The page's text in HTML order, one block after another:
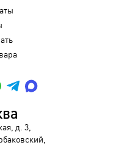
д. 3,